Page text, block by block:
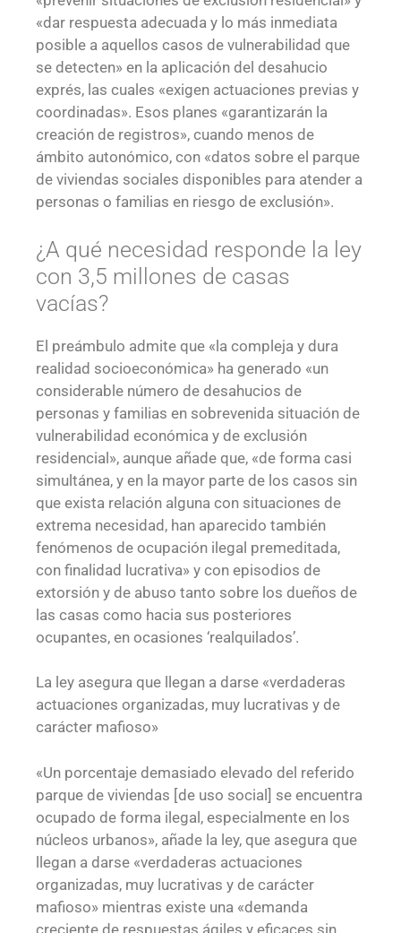
«dar respuesta adecuada y lo más inmediata
posible a aquellos casos de vulnerabilidad que
se detecten» en la aplicación del desahucio
exprés, las cuales «exigen actuaciones previas y
coordinadas». Esos planes «garantizarán la
creación de registros», cuando menos de
ámbito autonómico, con «datos sobre el parque
de viviendas sociales disponibles para atender a
personas o familias en riesgo de exclusión».
¿A qué necesidad responde la ley
con 3,5 millones de casas
vacías?
El preámbulo admite que «la compleja y dura
realidad socioeconómica» ha generado «un
considerable número de desahucios de
personas y familias en sobrevenida situación de
vulnerabilidad económica y de exclusión
residencial», aunque añade que, «de forma casi
simultánea, y en la mayor parte de los casos sin
que exista relación alguna con situaciones de
extrema necesidad, han aparecido también
fenómenos de ocupación ilegal premeditada,
con finalidad lucrativa» y con episodios de
extorsión y de abuso tanto sobre los dueños de
las casas como hacia sus posteriores
ocupantes, en ocasiones ‘realquilados’.
La ley asegura que llegan a darse «verdaderas
actuaciones organizadas, muy lucrativas y de
carácter mafioso»
«Un porcentaje demasiado elevado del referido
parque de viviendas [de uso social] se encuentra
ocupado de forma ilegal, especialmente en los
núcleos urbanos», añade la ley, que asegura que
llegan a darse «verdaderas actuaciones
organizadas, muy lucrativas y de carácter
mafioso» mientras existe una «demanda
creciente de respuestas ágiles y eficaces sin